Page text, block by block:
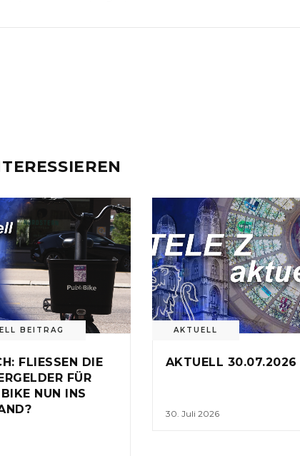
BEITRAG
FLIESSEN DIE
FÜR
NUN INS
AKTUELL
AKTUELL 30.07.2026
30. Juli 2026